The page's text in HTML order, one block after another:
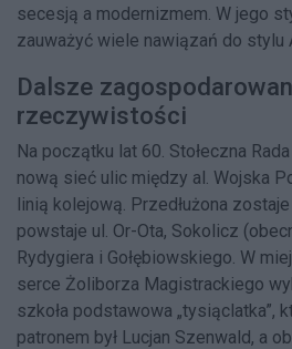
secesją a modernizmem. W jego
zauważyć wiele nawiązań do stylu
Dalsze
rzeczywistości
Na początku lat 60. Stołeczna
nową sieć ulic między al. Wojska
linią kolejową. Przedłużona
powstaje ul. Or-Ota, Sokolicz
Rydygiera i Gołębiowskiego. W
serce Żoliborza Magistrackiego
szkoła podstawowa „tysiąclatka”,
patronem był Lucjan Szenwald, a